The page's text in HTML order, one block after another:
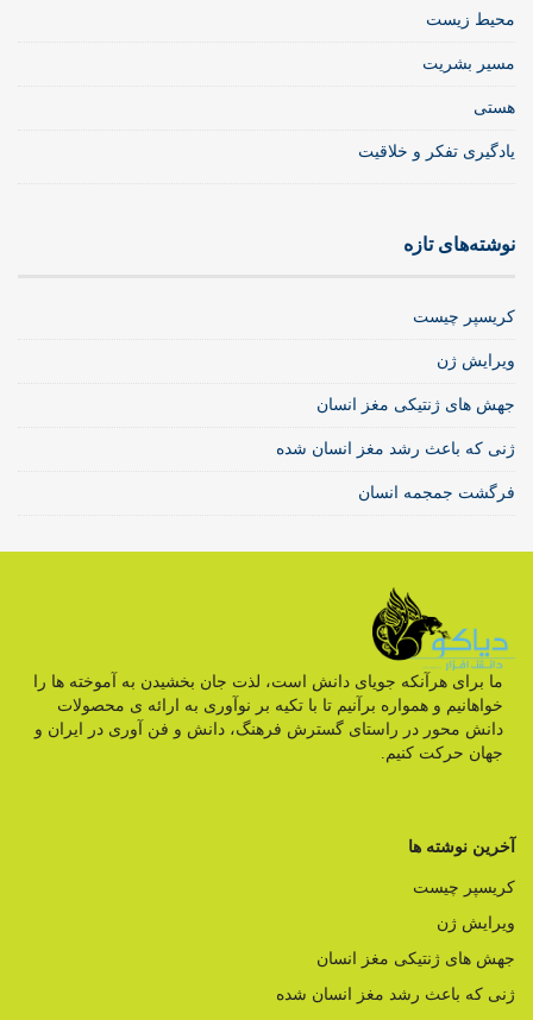
محیط زیست
مسیر بشریت
هستی
یادگیری تفکر و خلاقیت
نوشته‌های تازه
کریسپر چیست
ویرایش ژن
جهش های ژنتیکی مغز انسان
ژنی که باعث رشد مغز انسان شده
فرگشت جمجمه انسان
ما برای هرآنکه جویای دانش است، لذت جان بخشیدن به آموخته ها را
خواهانیم و همواره برآنیم تا با تکیه بر نوآوری به ارائه ی محصولات
دانش محور در راستای گسترش فرهنگ، دانش و فن آوری در ایران و
جهان حرکت کنیم.
آخرین نوشته ها
کریسپر چیست
ویرایش ژن
جهش های ژنتیکی مغز انسان
ژنی که باعث رشد مغز انسان شده